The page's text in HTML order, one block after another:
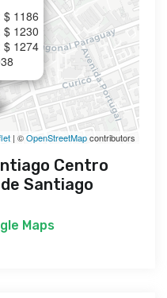
$ 1186
$ 1230
$ 1274
| ©OpenStreetMapcontributors
Centro
Santiago
Maps